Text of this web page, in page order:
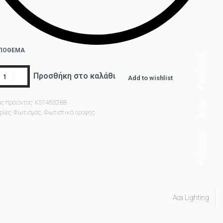
Προσθήκη στο καλάθι Add to wishlist
προϊόντος: KS14632BB
Φωτισμός, Φωτιστικά οροφής
Aca Lighting